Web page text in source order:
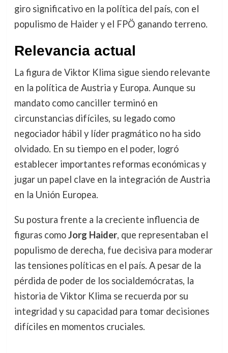
giro significativo en la política del país, con el
populismo de Haider y el FPÖ ganando terreno.
Relevancia actual
La figura de Viktor Klima sigue siendo relevante
en la política de Austria y Europa. Aunque su
mandato como canciller terminó en
circunstancias difíciles, su legado como
negociador hábil y líder pragmático no ha sido
olvidado. En su tiempo en el poder, logró
establecer importantes reformas económicas y
jugar un papel clave en la integración de Austria
en la Unión Europea.
Su postura frente a la creciente influencia de
figuras comoJorg Haider, que representaban el
populismo de derecha, fue decisiva para moderar
las tensiones políticas en el país. A pesar de la
pérdida de poder de los socialdemócratas, la
historia de Viktor Klima se recuerda por su
integridad y su capacidad para tomar decisiones
difíciles en momentos cruciales.